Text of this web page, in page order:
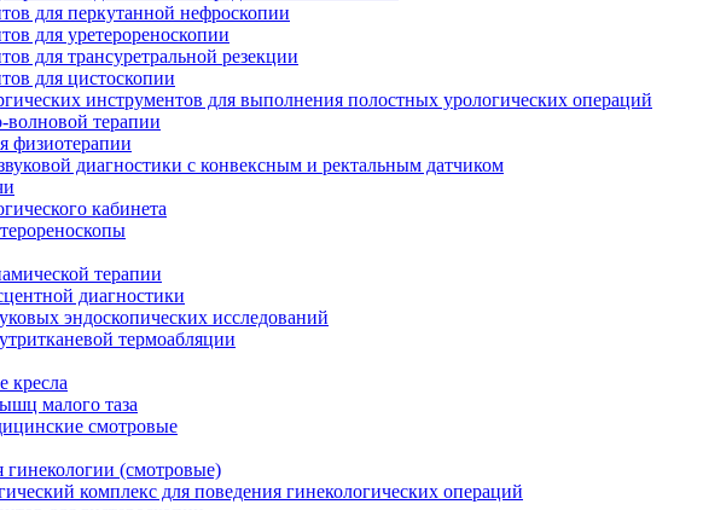
для перкутанной нефроскопии
для уретерореноскопии
для трансуретральной резекции
для цистоскопии
инструментов для выполнения полостных урологических операций
терапии
физиотерапии
диагностики с конвексным и ректальным датчиком
кабинета
терапии
диагностики
эндоскопических исследований
термоабляции
кресла
малого таза
смотровые
(смотровые)
комплекс для поведения гинекологических операций